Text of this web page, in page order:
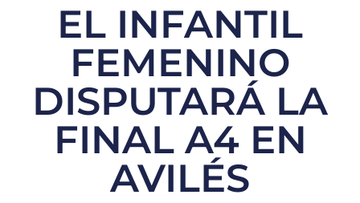
EL INFANTIL
FEMENINO
DISPUTARÁ LA
FINAL A4 EN
AVILÉS